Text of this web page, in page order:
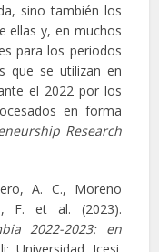
sino también los
ellas y, en muchos
para los periodos
que se utilizan en
el 2022 por los
en forma
Research
A. C., Moreno
F. et al. (2023).
2022-2023: en